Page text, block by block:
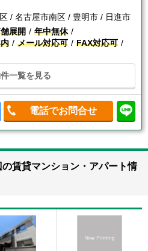
/ 名古屋市南区 / 豊明市 / 日進市
展開
年中無休
メール対応可
FAX対応可
一覧を見る
電話でお問合せ
賃貸マンション・アパート情